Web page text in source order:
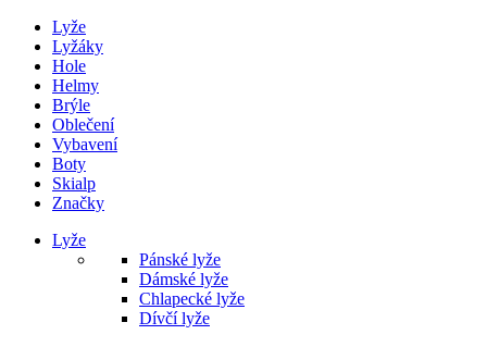
Lyže
Lyžáky
Hole
Helmy
Brýle
Oblečení
Vybavení
Boty
Skialp
Značky
Lyže
Pánské lyže
Dámské lyže
Chlapecké lyže
Dívčí lyže